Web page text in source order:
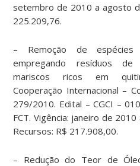
setembro de 2010 a agosto
225.209,76.
– Remoção de espécies
empregando resíduos de
mariscos ricos em
Cooperação Internacional –
279/2010. Edital – CGCI –
FCT. Vigência: janeiro de
Recursos: R$ 217.908,00.
– Redução do Teor de